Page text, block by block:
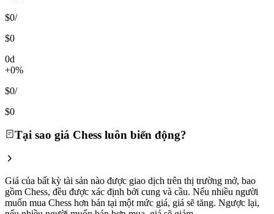
$0/
$0
0d
+0%
$0/
$0
Tại sao giá Chess luôn biến động?
Giá của bất kỳ tài sản nào được giao dịch trên thị trường mở, bao
gồm Chess, đều được xác định bởi cung và cầu. Nếu nhiều người
muốn mua Chess hơn bán tại một mức giá, giá sẽ tăng. Ngược lại,